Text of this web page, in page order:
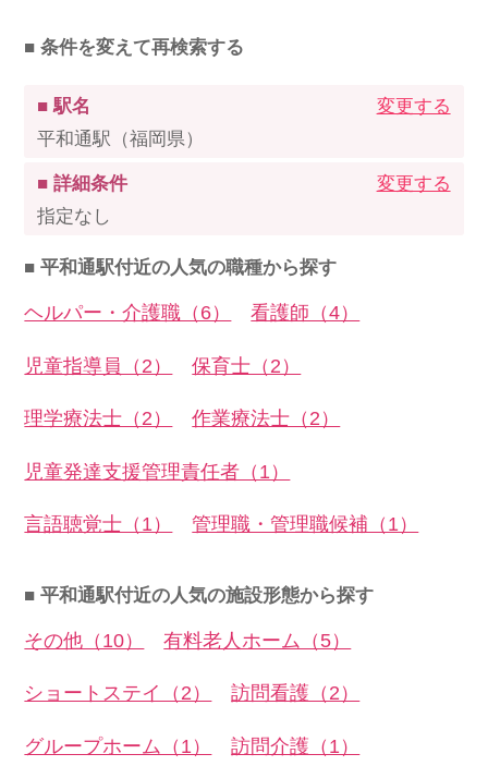
■ 条件を変えて再検索する
■ 駅名
平和通駅（福岡県）
変更する
■ 詳細条件
指定なし
変更する
■ 平和通駅付近の人気の職種から探す
ヘルパー・介護職（6） 看護師（4）
児童指導員（2） 保育士（2）
理学療法士（2） 作業療法士（2）
児童発達支援管理責任者（1）
言語聴覚士（1） 管理職・管理職候補（1）
■ 平和通駅付近の人気の施設形態から探す
その他（10） 有料老人ホーム（5）
ショートステイ（2） 訪問看護（2）
グループホーム（1） 訪問介護（1）